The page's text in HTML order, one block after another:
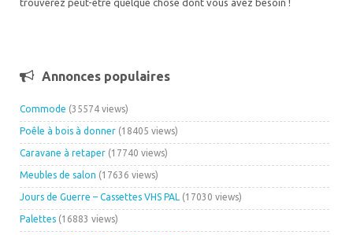
trouverez peut-être quelque chose dont vous avez besoin !
Annonces populaires
Commode (35574 views)
Poêle à bois à donner (18405 views)
Caravane à retaper (17740 views)
Meubles de salon (17636 views)
Jours de Guerre – Cassettes VHS PAL (17030 views)
Palettes (16883 views)